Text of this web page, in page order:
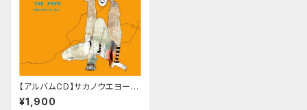
【アルバムCD】サカノウエヨース
ケ「THE POPS」
¥1,900